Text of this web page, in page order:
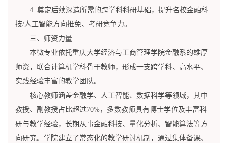
4. 奠定后续深造所需的跨学科科研基础，提升名校金融科
技/人工智能方向推免、考研竞争力。
三、师资力量
本微专业依托重庆大学经济与工商管理学院金融系的雄厚
师资，联合计算机学科骨干教师，形成一支跨学科、高水平、
实践经验丰富的教学团队。
核心教师涵盖金融学、人工智能、数据科学等领域，其中
教授、副教授占比超过70%，多数教师具有博士学位及丰富科
研与教学经验，长期从事金融科技、量化分析、智能算法等方
向研究。学院建立了常态化的教学研讨机制，通过集体备课、